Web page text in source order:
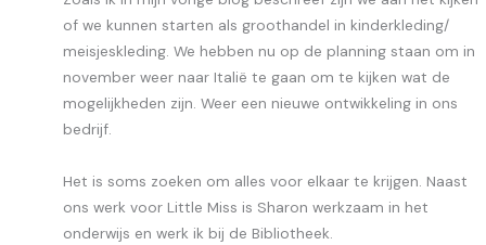
of we kunnen starten als groothandel in kinderkleding/
meisjeskleding. We hebben nu op de planning staan om in
november weer naar Italië te gaan om te kijken wat de
mogelijkheden zijn. Weer een nieuwe ontwikkeling in ons
bedrijf.
Het is soms zoeken om alles voor elkaar te krijgen. Naast
ons werk voor Little Miss is Sharon werkzaam in het
onderwijs en werk ik bij de Bibliotheek.